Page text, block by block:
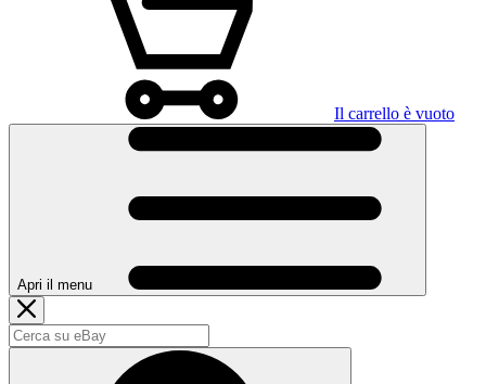
Il carrello è vuoto
Apri il menu